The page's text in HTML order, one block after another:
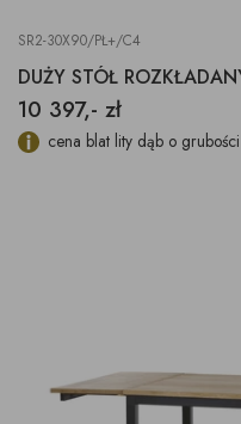
SR2-30X90/PŁ+/C4
DUŻY STÓŁ
10 397,- zł
cena blat lity dąb o